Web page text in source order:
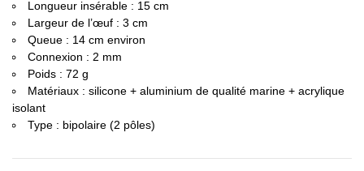
Longueur insérable : 15 cm
Largeur de l’œuf : 3 cm
Queue : 14 cm environ
Connexion : 2 mm
Poids : 72 g
Matériaux : silicone + aluminium de qualité marine + acrylique
isolant
Type : bipolaire (2 pôles)